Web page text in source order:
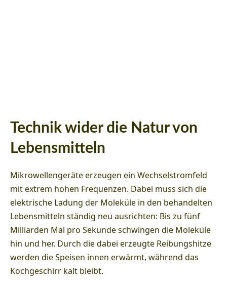
Technik wider die Natur von
Lebensmitteln
Mikrowellengeräte erzeugen ein Wechselstromfeld
mit extrem hohen Frequenzen. Dabei muss sich die
elektrische Ladung der Moleküle in den behandelten
Lebensmitteln ständig neu ausrichten: Bis zu fünf
Milliarden Mal pro Sekunde schwingen die Moleküle
hin und her. Durch die dabei erzeugte Reibungshitze
werden die Speisen innen erwärmt, während das
Kochgeschirr kalt bleibt.